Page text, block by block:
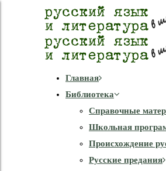
Главная
Библиотека
Справочные
Школьная
Происхождение
Русские предания